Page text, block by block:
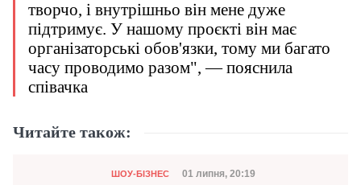
творчо, і внутрішньо він мене дуже
підтримує. У нашому проєкті він має
організаторські обов'язки, тому ми багато
часу проводимо разом", — пояснила
співачка
Читайте також:
Категорія
ШОУ-БІЗНЕС Дата публікації
01 липня, 20:19